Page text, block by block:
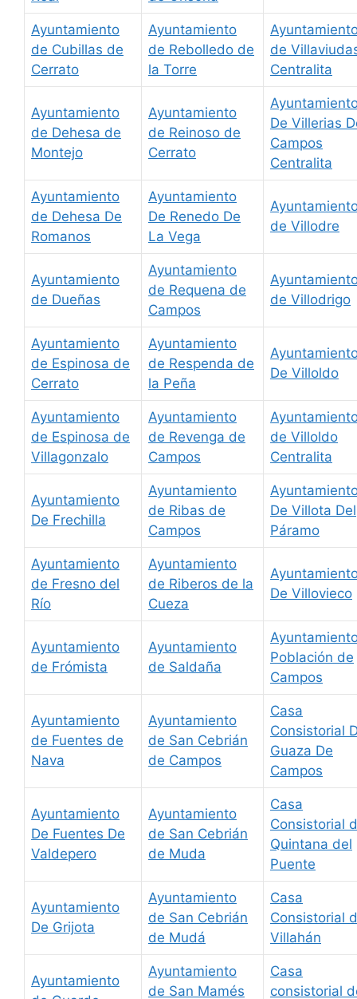
Ayuntamiento
de Cubillas de
Cerrato
Ayuntamiento
de Rebolledo de
la Torre
de
Centralita
Ayuntamiento
de Dehesa de
Montejo
Ayuntamiento
de Reinoso de
Cerrato
De Villerias
Campos
Centralita
Ayuntamiento
de Dehesa De
Romanos
Ayuntamiento
De Renedo De
La Vega
de Villodre
Ayuntamiento
de Dueñas
Ayuntamiento
de Requena de
Campos
de Villodrigo
Ayuntamiento
de Espinosa de
Cerrato
Ayuntamiento
de Respenda de
la Peña
De Villoldo
Ayuntamiento
de Espinosa de
Villagonzalo
Ayuntamiento
de Revenga de
Campos
de Villoldo
Centralita
Ayuntamiento
De Frechilla
Ayuntamiento
de Ribas de
Campos
De Villota Del
Páramo
Ayuntamiento
de Fresno del
Río
Ayuntamiento
de Riberos de la
Cueza
De Villovieco
Ayuntamiento
de Frómista
Ayuntamiento
de Saldaña
Población de
Campos
Ayuntamiento
de Fuentes de
Nava
Ayuntamiento
de San Cebrián
de Campos
Casa
Consistorial
Guaza De
Campos
Ayuntamiento
De Fuentes De
Valdepero
Ayuntamiento
de San Cebrián
de Muda
Casa
Consistorial
Quintana del
Puente
Ayuntamiento
De Grijota
Ayuntamiento
de San Cebrián
de Mudá
Casa
Consistorial
Villahán
Ayuntamiento
Ayuntamiento
de San Mamés
Casa
consistorial